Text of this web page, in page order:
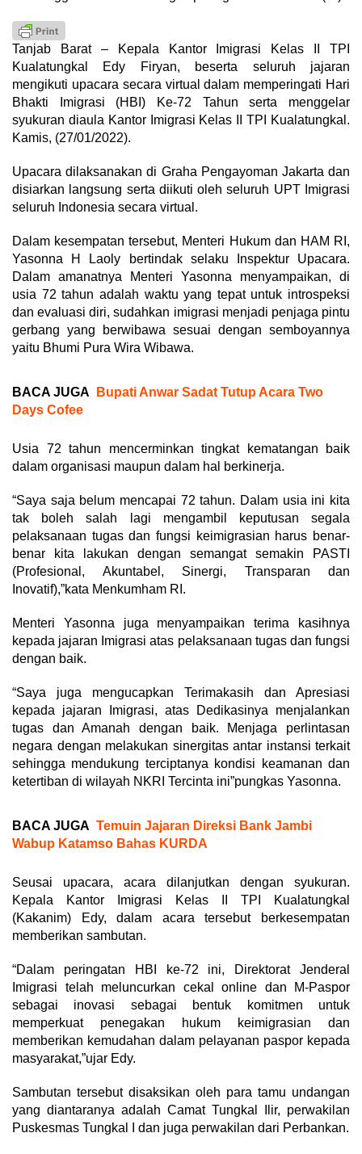
Tanjab Barat – Kepala Kantor Imigrasi Kelas II TPI
Kualatungkal Edy Firyan, beserta seluruh jajaran
mengikuti upacara secara virtual dalam memperingati Hari
Bhakti Imigrasi (HBI) Ke-72 Tahun serta menggelar
syukuran diaula Kantor Imigrasi Kelas II TPI Kualatungkal.
Kamis, (27/01/2022).
Upacara dilaksanakan di Graha Pengayoman Jakarta dan
disiarkan langsung serta diikuti oleh seluruh UPT Imigrasi
seluruh Indonesia secara virtual.
Dalam kesempatan tersebut, Menteri Hukum dan HAM RI,
Yasonna H Laoly bertindak selaku Inspektur Upacara.
Dalam amanatnya Menteri Yasonna menyampaikan, di
usia 72 tahun adalah waktu yang tepat untuk introspeksi
dan evaluasi diri, sudahkan imigrasi menjadi penjaga pintu
gerbang yang berwibawa sesuai dengan semboyannya
yaitu Bhumi Pura Wira Wibawa.
BACA JUGA
Bupati Anwar Sadat Tutup Acara Two
Days Cofee
Usia 72 tahun mencerminkan tingkat kematangan baik
dalam organisasi maupun dalam hal berkinerja.
“Saya saja belum mencapai 72 tahun. Dalam usia ini kita
tak boleh salah lagi mengambil keputusan segala
pelaksanaan tugas dan fungsi keimigrasian harus benar-
benar kita lakukan dengan semangat semakin PASTI
(Profesional, Akuntabel, Sinergi, Transparan dan
Inovatif),”kata Menkumham RI.
Menteri Yasonna juga menyampaikan terima kasihnya
kepada jajaran Imigrasi atas pelaksanaan tugas dan fungsi
dengan baik.
“Saya juga mengucapkan Terimakasih dan Apresiasi
kepada jajaran Imigrasi, atas Dedikasinya menjalankan
tugas dan Amanah dengan baik. Menjaga perlintasan
negara dengan melakukan sinergitas antar instansi terkait
sehingga mendukung terciptanya kondisi keamanan dan
ketertiban di wilayah NKRI Tercinta ini”pungkas Yasonna.
BACA JUGA Temuin Jajaran Direksi Bank Jambi
Wabup Katamso Bahas KURDA
Seusai upacara, acara dilanjutkan dengan syukuran.
Kepala Kantor Imigrasi Kelas II TPI Kualatungkal
(Kakanim) Edy, dalam acara tersebut berkesempatan
memberikan sambutan.
“Dalam peringatan HBI ke-72 ini, Direktorat Jenderal
Imigrasi telah meluncurkan cekal online dan M-Paspor
sebagai inovasi sebagai bentuk komitmen untuk
memperkuat penegakan hukum keimigrasian dan
memberikan kemudahan dalam pelayanan paspor kepada
masyarakat,”ujar Edy.
Sambutan tersebut disaksikan oleh para tamu undangan
yang diantaranya adalah Camat Tungkal Ilir, perwakilan
Puskesmas Tungkal I dan juga perwakilan dari Perbankan.